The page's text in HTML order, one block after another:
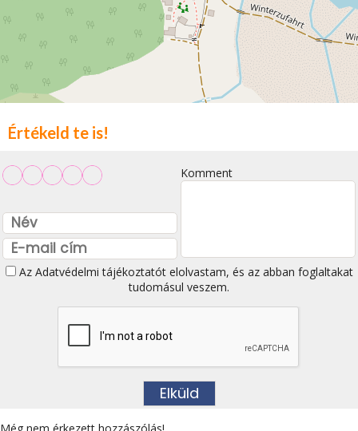
Értékeld te is!
Komment
Az Adatvédelmi tájékoztatótelolvastam, és az abban foglaltakat
tudomásul veszem.